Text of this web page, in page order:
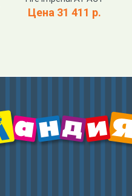
Цена 31 411 р.